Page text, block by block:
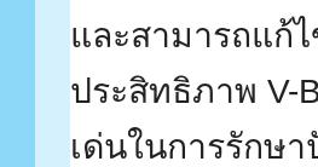
และสามารถแก้
ประสิทธิภาพ V-
เด่นในการรักษ